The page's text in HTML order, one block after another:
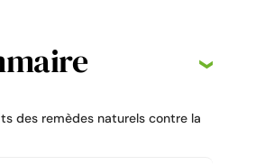
des remèdes naturels contre la